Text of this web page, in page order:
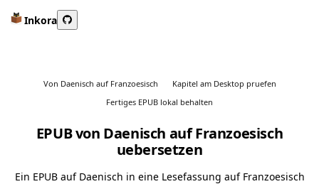
Inkora
Von Daenisch auf Franzoesisch
Kapitel am Desktop pruefen
Fertiges EPUB lokal behalten
EPUB von Daenisch auf Franzoesisch
uebersetzen
Ein EPUB auf Daenisch in eine Lesefassung auf Franzoesisch